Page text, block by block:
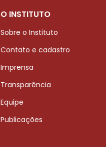
O INSTITUTO
Sobre o Instituto
Contato e cadastro
Imprensa
Transparência
Equipe
Publicações